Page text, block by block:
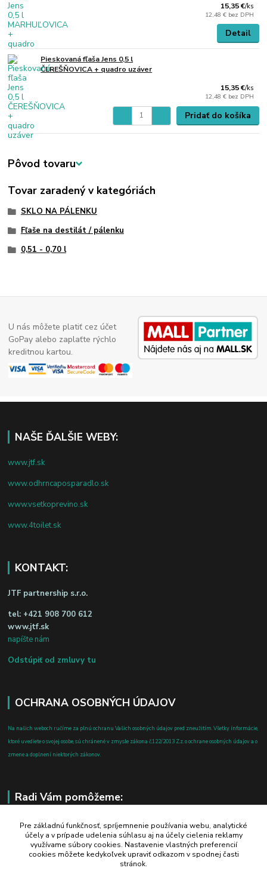
15,35 €/ks
12,48 € bez DPH
Detail
Pieskovaná fľaša Jens 0,5 l
ČEREŠŇOVICA + quadro uzáver
15,35 €/ks
12,48 € bez DPH
Pridať do košíka
Pôvod tovaru
Tovar zaradený v kategóriách
SKLO NA PÁLENKU
Fľaše na destilát / pálenku
0,51 - 0,70 l
U nás môžete platiť cez účet
GoPay alebo zaplaťte rýchlo
kreditnou kartou.
NAŠE ĎALŠIE WEBY:
www.jtf.sk
www.odhrncaposparadlo.sk
www.vsetkoprevino.sk
www.4toilet.sk
KONTAKT:
JTF partnership s.r.o.
tel: +421 908 700 612
www.jtf.sk
napíšte nám
Odstúpiť od zmluvy tu
OCHRANA OSOBNÝCH ÚDAJOV
Na našich weboch ručíme za plnú ochranu Vašich osobných údajov pred zneužitím. Všetky informácie,
ktoré uvediete o svojej osobe, sú chránené v zmysle zákona č.122/2013 Z.z. o ochrane osobných údajov a o
zmene a doplnení niektorých zákonov.
Radi Vám pomôžeme:
+421 908 700 612
po-pia: 8.00 - 16.00
business@jtf.sk
Pre základnú funkčnosť, spríjemnenie používania webu, analytické
účely a v prípade udelenia súhlasu aj na účely cielenia reklamy
využívame súbory cookies. Nastavenie vlastných preferencií
cookies môžete kedykoľvek upraviť odkazom v spodnej časti
stránok.